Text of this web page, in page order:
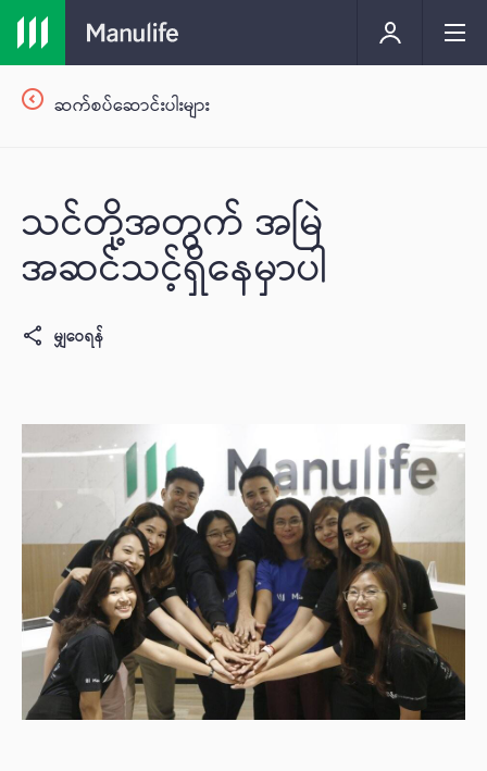
ဆက်စပ်ဆောင်းပါးများ
သင်တို့အတွက် အမြဲ
အဆင်သင့်ရှိနေမှာပါ
မျှဝေရန်